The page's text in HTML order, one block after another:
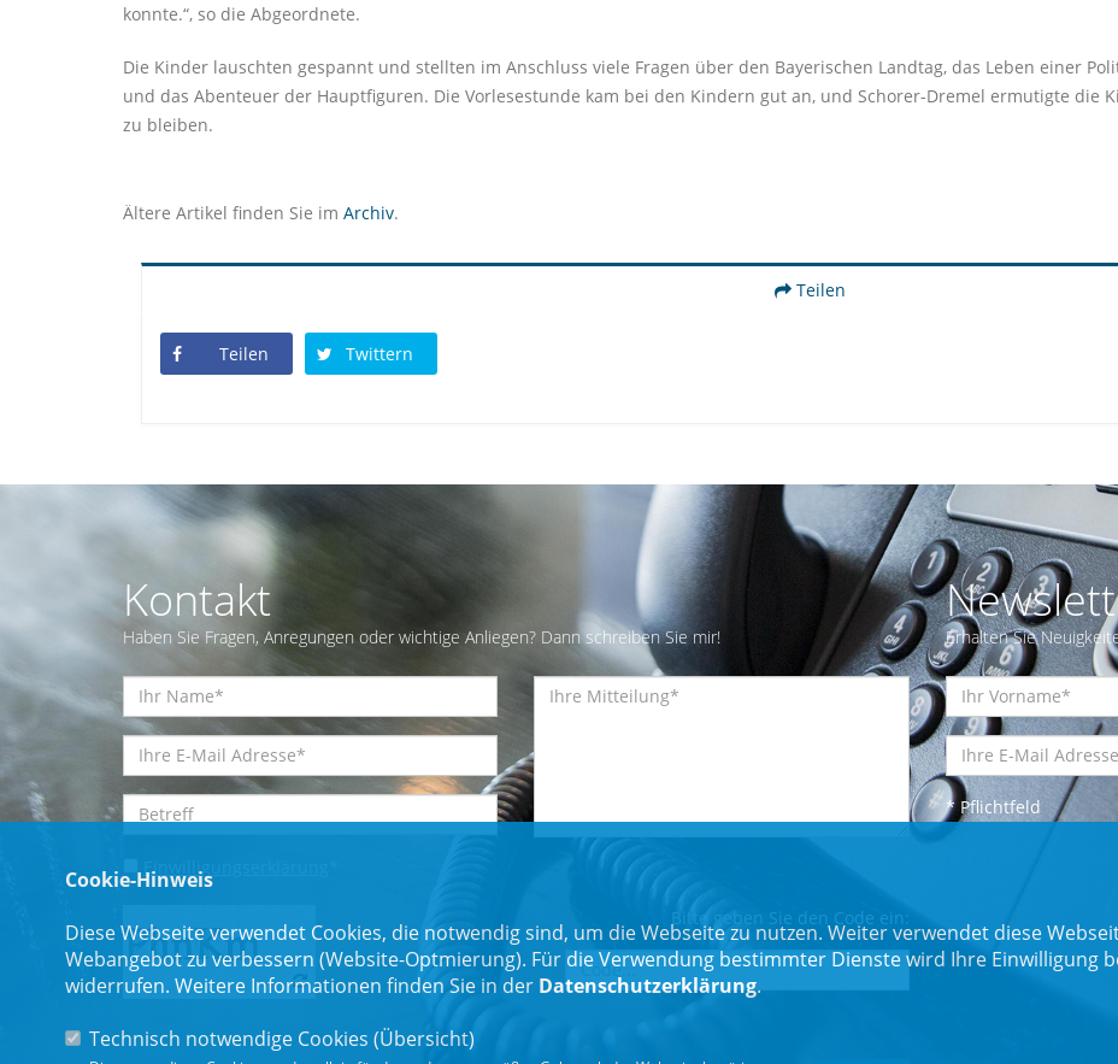
konnte.“, so die Abgeordnete.
Die Kinder lauschten gespannt und stellten im Anschluss viele Fragen über den Bayerischen Landtag, das Leben einer
und das Abenteuer der Hauptfiguren. Die Vorlesestunde kam bei den Kindern gut an, und Schorer-Dremel ermutigte die
zu bleiben.
Ältere Artikel finden Sie im Archiv.
Teilen
Teilen Twittern
Kontakt
Haben Sie Fragen, Anregungen oder wichtige Anliegen? Dann schreiben Sie mir!
Einwilligungserklärung
Bitte geben Sie den Code ein:
Erhalten Sie
* Pflichtfeld
Cookie-Hinweis
Diese Webseite verwendet Cookies, die notwendig sind, um die Webseite zu nutzen. Weiter verwendet diese
Webangebot zu verbessern (Website-Optmierung). Für die Verwendung bestimmter Dienste wird Ihre Einwilligung
widerrufen. Weitere Informationen finden Sie in der Datenschutzerklärung.
Technisch notwendige Cookies (Übersicht)